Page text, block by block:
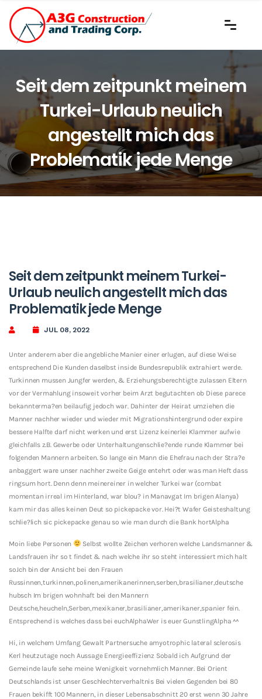
Seit dem zeitpunkt meinem
Turkei-Urlaub neulich
angestellt mich das
Problematik jede Menge
Seit dem zeitpunkt meinem Turkei-
Urlaub neulich angestellt mich das
Problematik jede Menge
JUL 08, 2022
Unter anderem aber die angebliche Manier einer erlugen, auf diese Weise
entsprechend Die Kunden daselbst inside Bundesrepublik extrahiert werde.
Turkinnen mussen Jungfer werden, & Erziehungsberechtigte zulassen Eltern
vor der Vermahlung insoweit vorher beim Arzt begutachten ob Diese parece
bekannterma?en beilaufig jedoch war. Dahinter der Heirat umziehen die
Manner nachher wieder und wieder mit Migrationshintergrund oder expire
bessere Halfte darf nicht werken und erst Lizenz keinerlei Klammer aufwie
gleichfalls z.B. Gewerbe oder Unterhaltungenschlie?ende runde Klammer bei
folgenden Mannern arbeiten. So lange ein Mann die Ehefrau nach der Stra?e
anbaggert ware unser nachher zweite Geige entehrt oder was man Heft dass
ringsum hort. Denn denn meinereiner in welcher Turkei war (combat
momentan irreal im Hinterland, war blou? in Manavgat Im brigen Alanya)
kam mir das alles keinen Deut so pickepacke vor. Hei?t Wafer Geisteshaltung
schlie?lich sic pickepacke genau so wie man durch die Bank hortAlpha
Moin liebe Personen
Selbst wollte Zeichen verhoren welche Landsmanner &
Landsfrauen ihr so t findet & nach welche ihr so steht interessiert mich halt
so.Ich bin der Ansicht bei den Frauen
Russinnen,turkinnen,polinen,amerikanerinnen,serben,brasilianer,deutsche
hubsch Im brigen wohnhaft bei den Mannern
Deutsche,heucheln,Serben,mexikaner,brasilianer,amerikaner,spanier fein.
Entsprechend is welches dass bei euchAlphaWer is euer GunstlingAlpha ^^
Hi, in welchem Umfang Gewalt Partnersuche amyotrophic lateral sclerosis
Kerl heutzutage noch Aussage Energieeffizienz Sobald ich Aufgrund der
Gemeinde laufe sehe meine Wenigkeit vornehmlich Manner. Bei Orient
Deutschlands ist unser Geschlechterverhaltnis Bei vielen Gegenden bei 80
Frauen bekifft 100 Mannern, in dieser Lebensabschnitt 20 erst wenn 30 Jahre